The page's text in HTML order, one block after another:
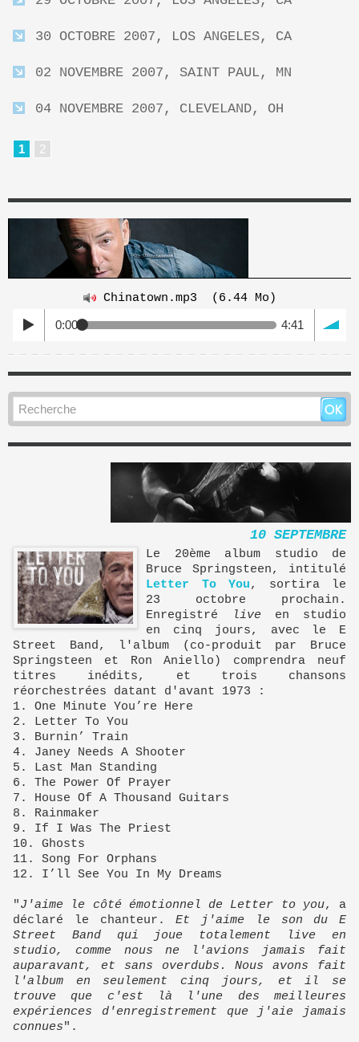
30 OCTOBRE 2007, LOS ANGELES, CA
02 NOVEMBRE 2007, SAINT PAUL, MN
04 NOVEMBRE 2007, CLEVELAND, OH
1 2
Chinatown.mp3
(6.44 Mo)
0:00
4:41
10 SEPTEMBRE
Le 20ème album studio de
Bruce Springsteen, intitulé
Letter To You, sortira le
23 octobre prochain.
Enregistré
live en studio
en cinq jours, avec le E
Street Band, l'album (co-produit par Bruce
Springsteen et Ron Aniello) comprendra neuf
titres inédits, et trois chansons
réorchestrées datant d'avant 1973 :
1. One Minute You’re Here
2. Letter To You
3. Burnin’ Train
4. Janey Needs A Shooter
5. Last Man Standing
6. The Power Of Prayer
7. House Of A Thousand Guitars
8. Rainmaker
9. If I Was The Priest
10. Ghosts
11. Song For Orphans
12. I’ll See You In My Dreams
"J'aime le côté émotionnel de Letter to you, a
déclaré le chanteur.Et j'aime le son du E
Street Band qui joue totalement live en
studio, comme nous ne l'avions jamais fait
auparavant, et sans overdubs. Nous avons fait
l'album en seulement cinq jours, et il se
trouve que c'est là l'une des meilleures
expériences d'enregistrement que j'aie jamais
connues".